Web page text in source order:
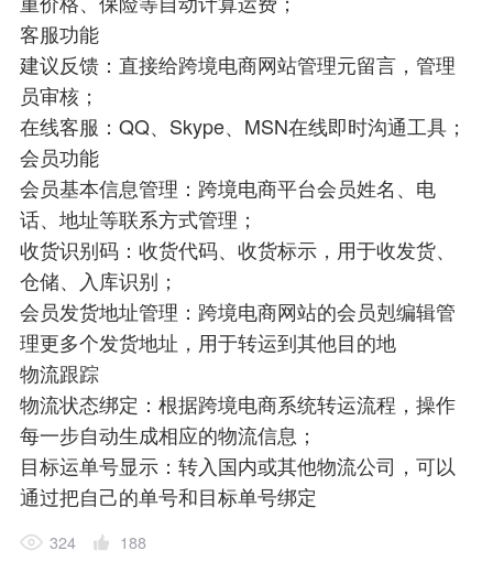
客服功能
建议反馈：直接给跨境电商网站管理元留言，管理
员审核；
在线客服：QQ、Skype、MSN在线即时沟通工具；
会员功能
会员基本信息管理：跨境电商平台会员姓名、电
话、地址等联系方式管理；
收货识别码：收货代码、收货标示，用于收发货、
仓储、入库识别；
会员发货地址管理：跨境电商网站的会员剋编辑管
理更多个发货地址，用于转运到其他目的地
物流跟踪
物流状态绑定：根据跨境电商系统转运流程，操作
每一步自动生成相应的物流信息；
目标运单号显示：转入国内或其他物流公司，可以
通过把自己的单号和目标单号绑定
324 188